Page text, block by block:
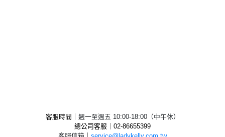
客服時間｜ 週一至週五 10:00-18:00（中午休）
總公司客服｜02-86655399